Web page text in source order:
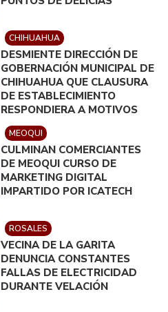
CHIHUAHUA
DESMIENTE DIRECCIÓN DE
GOBERNACIÓN MUNICIPAL DE
CHIHUAHUA QUE CLAUSURA
DE ESTABLECIMIENTO
RESPONDIERA A MOTIVOS
POLÍTICOS
MEOQUI
CULMINAN COMERCIANTES
DE MEOQUI CURSO DE
MARKETING DIGITAL
IMPARTIDO POR ICATECH
ROSALES
VECINA DE LA GARITA
DENUNCIA CONSTANTES
FALLAS DE ELECTRICIDAD
DURANTE VELACIÓN